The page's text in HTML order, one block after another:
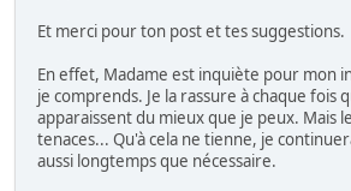
Et merci pour ton post et tes suggestions.
En effet, Madame est inquiète pour mon
je comprends. Je la rassure à chaque fois
apparaissent du mieux que je peux. Mais
tenaces... Qu'à cela ne tienne, je
aussi longtemps que nécessaire.